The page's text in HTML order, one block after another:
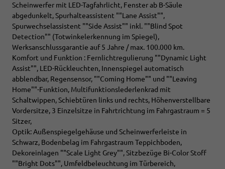
Scheinwerfer mit LED-Tagfahrlicht, Fenster ab B-Säule
abgedunkelt, Spurhalteassistent ""Lane Assist"",
Spurwechselassistent ""Side Assist"" inkl. ""Blind Spot
Detection"" (Totwinkelerkennung im Spiegel),
Werksanschlussgarantie auf 5 Jahre / max. 100.000 km.
Komfort und Funktion : Fernlichtregulierung ""Dynamic Light
Assist"", LED-Rückleuchten, Innenspiegel automatisch
abblendbar, Regensensor, ""Coming Home"" und ""Leaving
Home""-Funktion, Multifunktionslederlenkrad mit
Schaltwippen, Schiebtüren links und rechts, Höhenverstellbare
Vordersitze, 3 Einzelsitze in Fahrtrichtung im Fahrgastraum = 5
Sitzer,
Optik: Außenspiegelgehäuse und Scheinwerferleiste in
Schwarz, Bodenbelag im Fahrgastraum Teppichboden,
Dekoreinlagen ""Scale Light Grey"", Sitzbezüge Bi-Color Stoff
""Bright Dots"", Umfeldbeleuchtung im Türbereich,